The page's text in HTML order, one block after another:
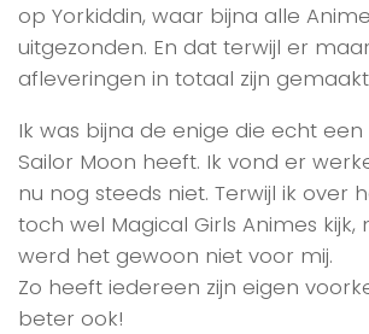
op Yorkiddin, waar bijna alle
uitgezonden. En dat terwijl er
afleveringen in totaal zijn
Ik was bijna de enige die echt
Sailor Moon heeft. Ik vond er
nu nog steeds niet. Terwijl ik over
toch wel Magical Girls Animes kijk,
werd het gewoon niet voor mij.
Zo heeft iedereen zijn eigen
beter ook!